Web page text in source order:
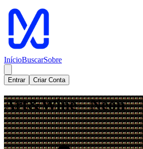
InícioBuscarSobre
Entrar Criar Conta
Art&Wine - Neon